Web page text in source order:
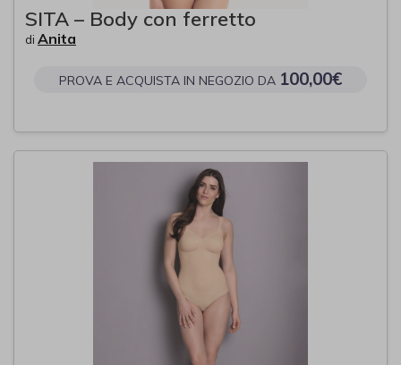
SITA – Body con ferretto
di Anita
PROVA E ACQUISTA IN NEGOZIO DA 100,00€